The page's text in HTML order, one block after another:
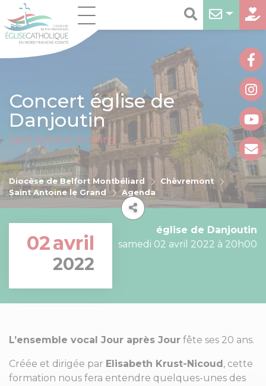
Concert église de
Danjoutin
Saint Antoine le Grand
Diocèse de Belfort Montbéliard
Chèvremont
Saint Antoine le Grand
Agenda
02avril
2022
église de Danjoutin
samedi 02 avril 2022 à 20h00
L’ensemble vocal Jour après Jour fête ses 20 ans.
Créée et dirigée par Elisabeth Krust-Nicoud, cette
formation nous fera entendre quelques-unes des